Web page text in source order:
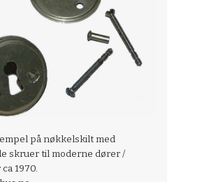
på nøkkelskilt med
skruer til moderne dører /
1970.